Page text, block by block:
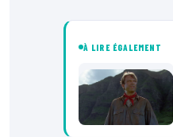
À LIRE ÉGALEMENT